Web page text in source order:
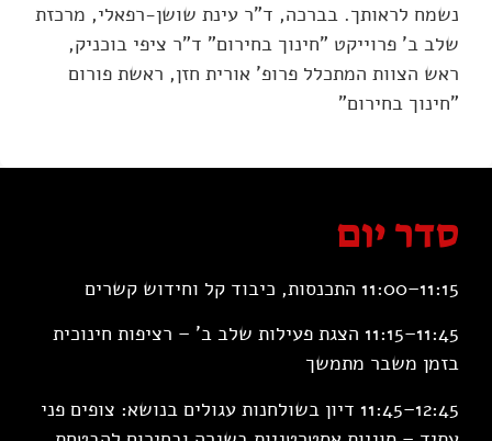
נשמח לראותך. בברכה, ד"ר עינת שושן-רפאלי, מרכזת
שלב ב' פרוייקט "חינוך בחירום" ד"ר ציפי בוכניק,
ראש הצוות המתכלל פרופ' אורית חזן, ראשת פורום
"חינוך בחירום"
סדר יום
11:15–11:00 התכנסות, כיבוד קל וחידוש קשרים
11:45–11:15 הצגת פעילות שלב ב' – רציפות חינוכית
בזמן משבר מתמשך
12:45–11:45 דיון בשולחנות עגולים בנושא: צופים פני